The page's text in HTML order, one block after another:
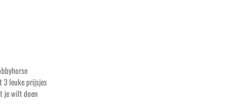
leuke prijsjes
je wilt doen